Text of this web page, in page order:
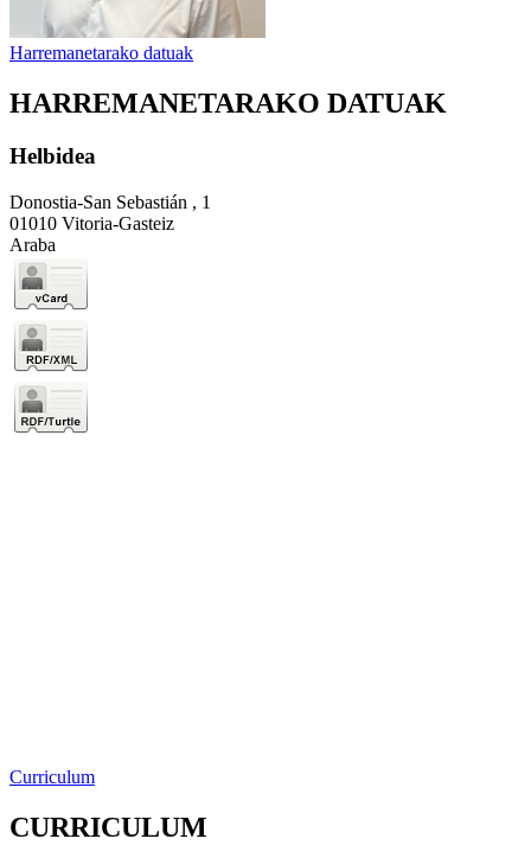
Harremanetarako datuak
HARREMANETARAKO DATUAK
Helbidea
Donostia-San Sebastián , 1
01010 Vitoria-Gasteiz
Araba
Curriculum
CURRICULUM